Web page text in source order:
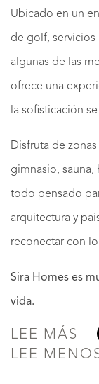
Ubicado en un
de golf,
algunas de las
ofrece una
la sofisticación
Disfruta de
gimnasio, sauna,
todo pensado
arquitectura y
reconectar con
Sira Homes es
vida.
LEE MÁS
LEE